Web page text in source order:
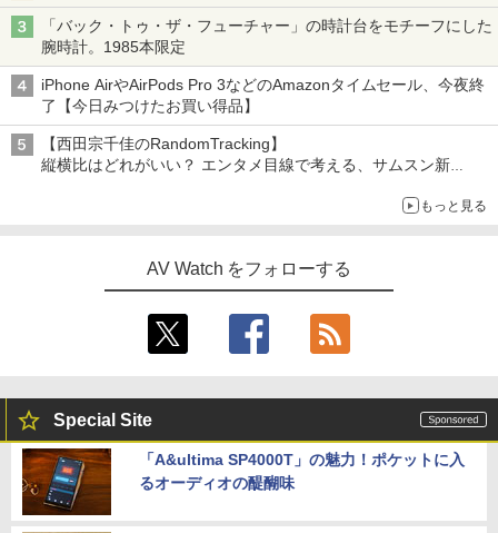
「バック・トゥ・ザ・フューチャー」の時計台をモチーフにした
腕時計。1985本限定
iPhone AirやAirPods Pro 3などのAmazonタイムセール、今夜終
了【今日みつけたお買い得品】
【西田宗千佳のRandomTracking】
縦横比はどれがいい？ エンタメ目線で考える、サムスン新
もっと見る
AV Watch をフォローする
Special Site
「A&ultima SP4000T」の魅力！ポケットに入
るオーディオの醍醐味